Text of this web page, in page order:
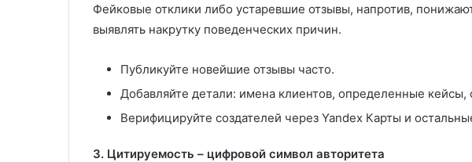
Фейковые отклики либо устаревшие отзывы, напротив,
выявлять накрутку поведенческих причин.
Публикуйте новейшие отзывы часто.
Добавляйте детали: имена клиентов, определенные кейсы,
Верифицируйте создателей через Yandex Карты и
3. Цитируемость – цифровой символ авторитета